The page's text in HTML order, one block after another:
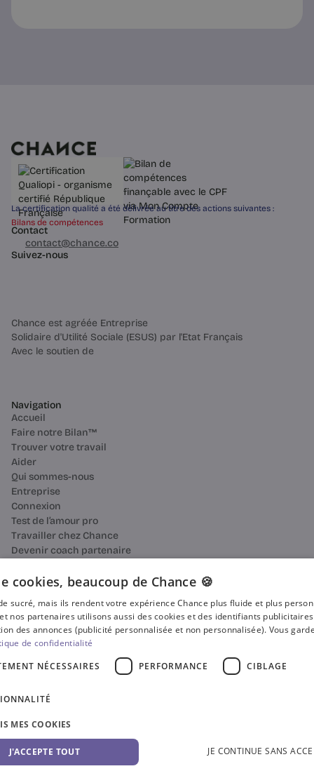
La certification qualité a été délivrée au titre des actions suivantes :
Bilans de compétences
Contact
03 60 84 01 14
contact@chance.co
Suivez-nous
Chance est agréée Entreprise
Solidaire d'Utilité Sociale (ESUS) par l'Etat Français
Avec le soutien de
Navigation
Accueil
Faire notre Bilan™
Trouver votre travail
Aider
Qui sommes-nous
Entreprise
Connexion
Test de l’amour pro
Travailler chez Chance
Devenir coach partenaire
Ressources
Bilan de compétences
Reconversion professionnelle
Blog
Média
Presse
Où faire votre bilan de compétences ?
© 2025 Chance. Tous droits réservés.
CGV
Gestion des cookies
Politique de confidentialité
cookies, beaucoup de Chance 🍪
sucré, mais ils rendent votre expérience Chance plus fluide et plus
nos partenaires utilisons aussi des cookies et des identifiants
des annonces (publicité personnalisée et non personnalisée). Vous
de confidentialité
NÉCESSAIRES
PERFORMANCE CIBLAGE
MES COOKIES
J'ACCEPTE TOUT JE CONTINUE SANS